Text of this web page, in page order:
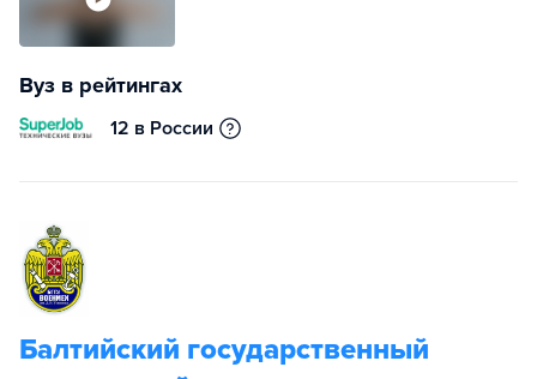
Вуз в рейтингах
12 в России
Балтийский государственный